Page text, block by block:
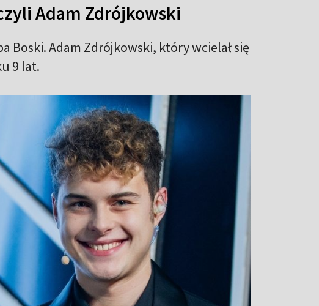
Adam Zdrójkowski
Boski. Adam Zdrójkowski, który wcielał się
9 lat.